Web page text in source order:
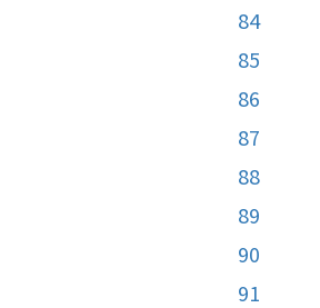
84
85
86
87
88
89
90
91